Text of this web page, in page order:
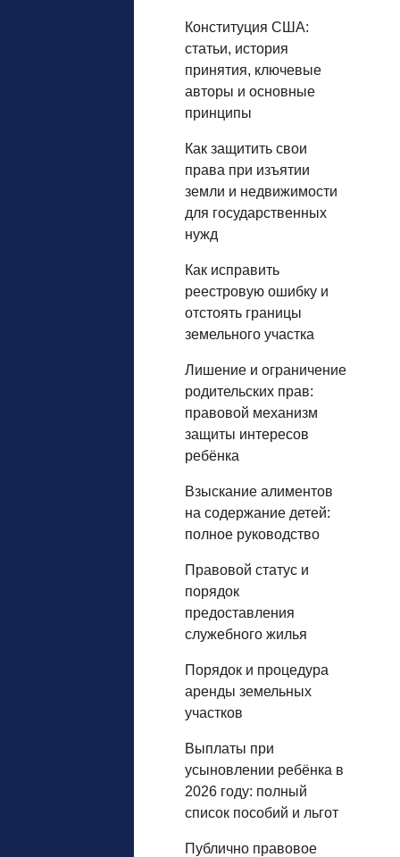
Конституция США:
статьи, история
принятия, ключевые
авторы и основные
принципы
Как защитить свои
права при изъятии
земли и недвижимости
для государственных
нужд
Как исправить
реестровую ошибку и
отстоять границы
земельного участка
Лишение и ограничение
родительских прав:
правовой механизм
защиты интересов
ребёнка
Взыскание алиментов
на содержание детей:
полное руководство
Правовой статус и
порядок
предоставления
служебного жилья
Порядок и процедура
аренды земельных
участков
Выплаты при
усыновлении ребёнка в
2026 году: полный
список пособий и льгот
Публично правовое